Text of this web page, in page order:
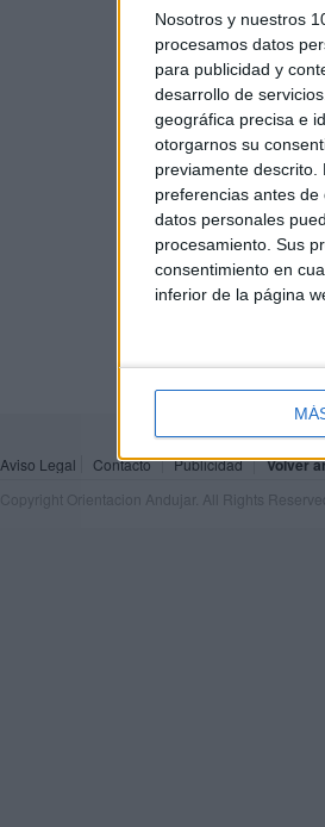
Nosotros y nuestros
procesamos datos
para publicidad y
desarrollo de servicios.
geográfica precisa e
otorgarnos su
previamente
preferencias antes de
datos personales
procesamiento. Sus
consentimiento en
inferior de la página
Aviso Legal Contacto Publicidad Volver
Copyright Orientacion Andujar. All Rights